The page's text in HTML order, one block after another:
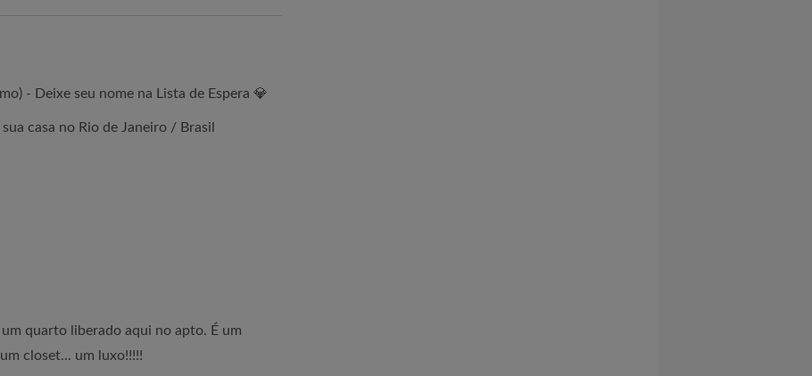
- Deixe seu nome na Lista de Espera 💎
casa no Rio de Janeiro / Brasil
quarto liberado aqui no apto. É um
closet... um luxo!!!!!